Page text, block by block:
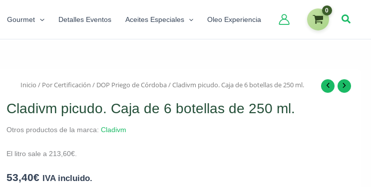
Gourmet Detalles Eventos Aceites Especiales Oleo Experiencia
Inicio / Por Certificación / DOP Priego de Córdoba/ Cladivm picudo. Caja de 6 botellas de 250 ml.
Cladivm picudo. Caja de 6 botellas de 250 ml.
Otros productos de la marca: Cladivm
El litro sale a 213,60€.
53,40€ IVA incluido.